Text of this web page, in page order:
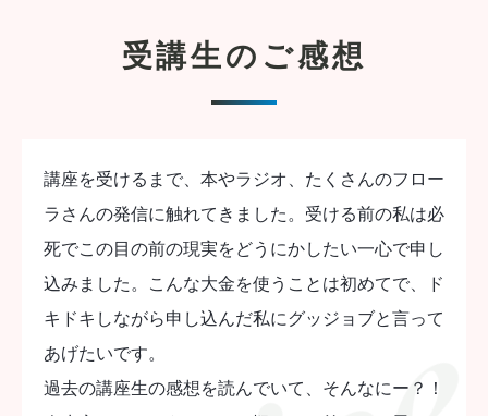
受講生のご感想
講座を受けるまで、本やラジオ、たくさんのフロー
ラさんの発信に触れてきました。受ける前の私は必
死でこの目の前の現実をどうにかしたい一心で申し
込みました。こんな大金を使うことは初めてで、ド
キドキしながら申し込んだ私にグッジョブと言って
あげたいです。
過去の講座生の感想を読んでいて、そんなにー？！